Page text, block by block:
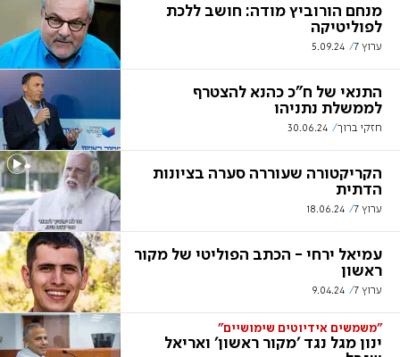
מנחם הורוביץ מודה: חושב ללכת
לפוליטיקה
ערוץ 7 5.09.24
התנאי של ח"כ כהנא להצטרף
לממשלת נתניהו
חזקי ברוך 30.06.24
הקריקטורה שעוררה סערה בציונות
הדתית
ערוץ 7 18.06.24
עמיאל ירחי - הכתב הפוליטי של מקור
ראשון
ערוץ 7 9.04.24
"משמשים אידיוטים שימושיים"
ינון מגל נגד 'מקור ראשון' ואריאל